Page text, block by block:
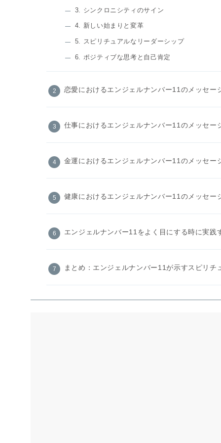
3. シンクロニシティのサイン
4. 新しい始まりと変革
5. スピリチュアルなリーダーシップ
6. ポジティブな思考と自己肯定
恋愛におけるエンジェルナンバー11のメッセー
仕事におけるエンジェルナンバー11のメッセー
金運におけるエンジェルナンバー11のメッセー
健康におけるエンジェルナンバー11のメッセー
エンジェルナンバー11をよく目にする時に実践
まとめ：エンジェルナンバー11が示すスピリチ